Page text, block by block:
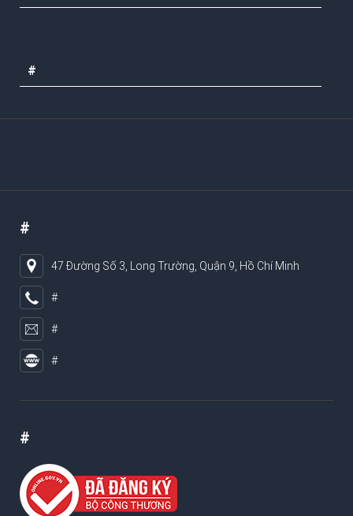
#
#
47 Đường Số 3, Long Trường, Quận 9, Hồ Chí Minh
#
#
#
#